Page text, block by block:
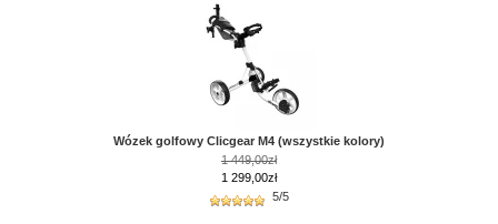
Wózek golfowy Clicgear M4 (wszystkie kolory)
1 449,00zł
1 299,00zł
5/5